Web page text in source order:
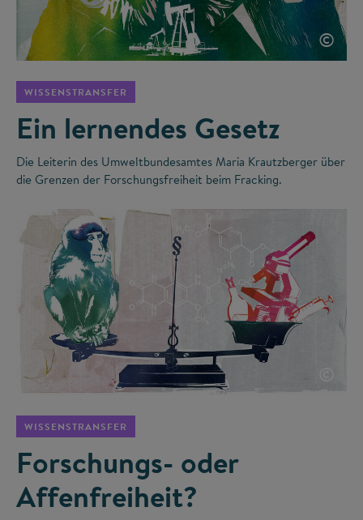
©
WISSENSTRANSFER
Ein lernendes Gesetz
Die Leiterin des Umweltbundesamtes Maria Krautzberger über
die Grenzen der Forschungsfreiheit beim Fracking.
©
WISSENSTRANSFER
Forschungs- oder
Affenfreiheit?